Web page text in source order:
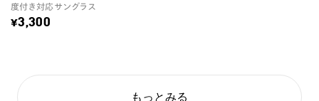
度付き対応サングラス
¥3,300
もっとみる